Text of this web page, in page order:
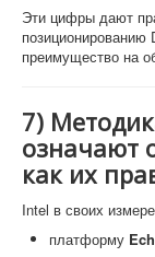
Эти цифры дают
преимущество на
7)
означают
как их
Intel в своих
платформу